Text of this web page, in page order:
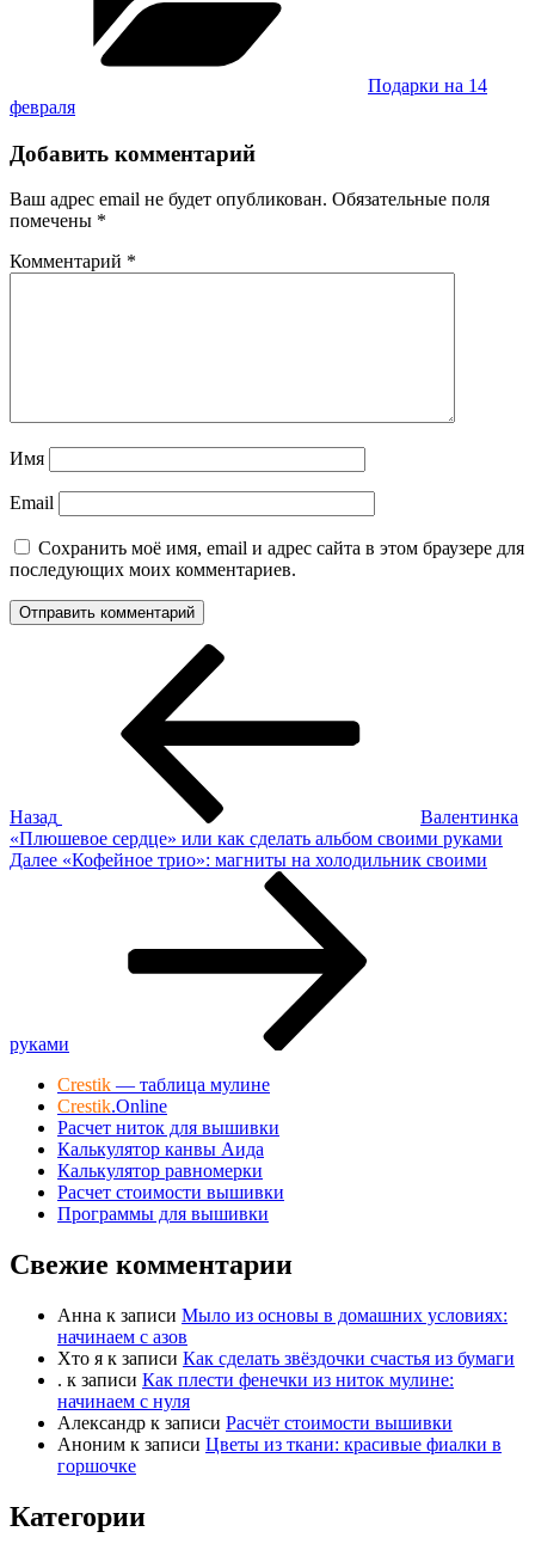
Подарки на 14
февраля
Добавить комментарий
Ваш адрес email не будет опубликован. Обязательные поля
помечены *
Комментарий *
Имя
Email
Сохранить моё имя, email и адрес сайта в этом браузере для
последующих моих комментариев.
Назад
Валентинка
«Плюшевое сердце» или как сделать альбом своими руками
Следующая
Далее «Кофейное трио»: магниты на холодильник своими
руками
Crestik — таблица мулине
Crestik.Online
Расчет ниток для вышивки
Калькулятор канвы Аида
Калькулятор равномерки
Расчет стоимости вышивки
Программы для вышивки
Свежие комментарии
Анна к записи Мыло из основы в домашних условиях:
начинаем с азов
Хто я к записи Как сделать звёздочки счастья из бумаги
. к записи Как плести фенечки из ниток мулине:
начинаем с нуля
Александр к записи Расчёт стоимости вышивки
Аноним к записи Цветы из ткани: красивые фиалки в
горшочке
Категории